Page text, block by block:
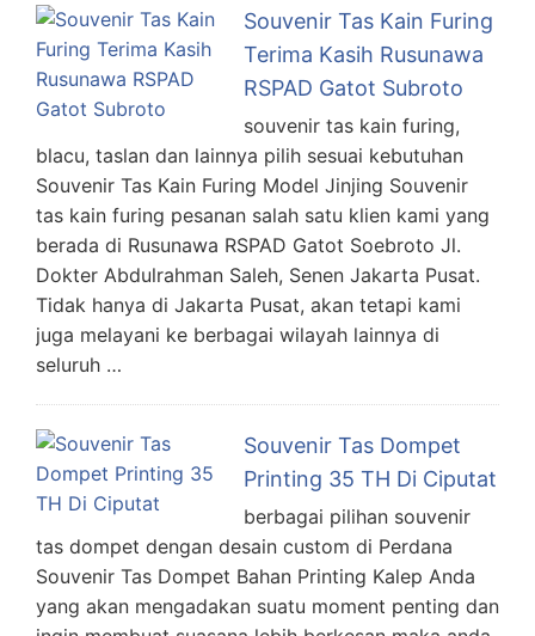
Souvenir Tas Kain Furing
Terima Kasih Rusunawa
RSPAD Gatot Subroto
souvenir tas kain furing,
blacu, taslan dan lainnya pilih sesuai kebutuhan
Souvenir Tas Kain Furing Model Jinjing Souvenir
tas kain furing pesanan salah satu klien kami yang
berada di Rusunawa RSPAD Gatot Soebroto Jl.
Dokter Abdulrahman Saleh, Senen Jakarta Pusat.
Tidak hanya di Jakarta Pusat, akan tetapi kami
juga melayani ke berbagai wilayah lainnya di
seluruh …
Souvenir Tas Dompet
Printing 35 TH Di Ciputat
berbagai pilihan souvenir
tas dompet dengan desain custom di Perdana
Souvenir Tas Dompet Bahan Printing Kalep Anda
yang akan mengadakan suatu moment penting dan